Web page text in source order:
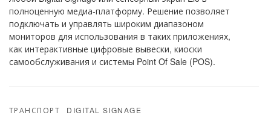
полноценную медиа-платформу. Решение позволяет
подключать и управлять широким диапазоном
мониторов для использования в таких приложениях,
как интерактивные цифровые вывески, киоски
самообслуживания и системы Point Of Sale (POS).
ТРАНСПОРТ DIGITAL SIGNAGE